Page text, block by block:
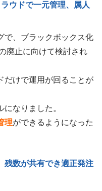
ウドで一元管理、属人
で、ブラックボックス化
廃止に向けて検討され
だけで運用が回ることが
なりました。
理ができるようになった
残数が共有でき適正発注